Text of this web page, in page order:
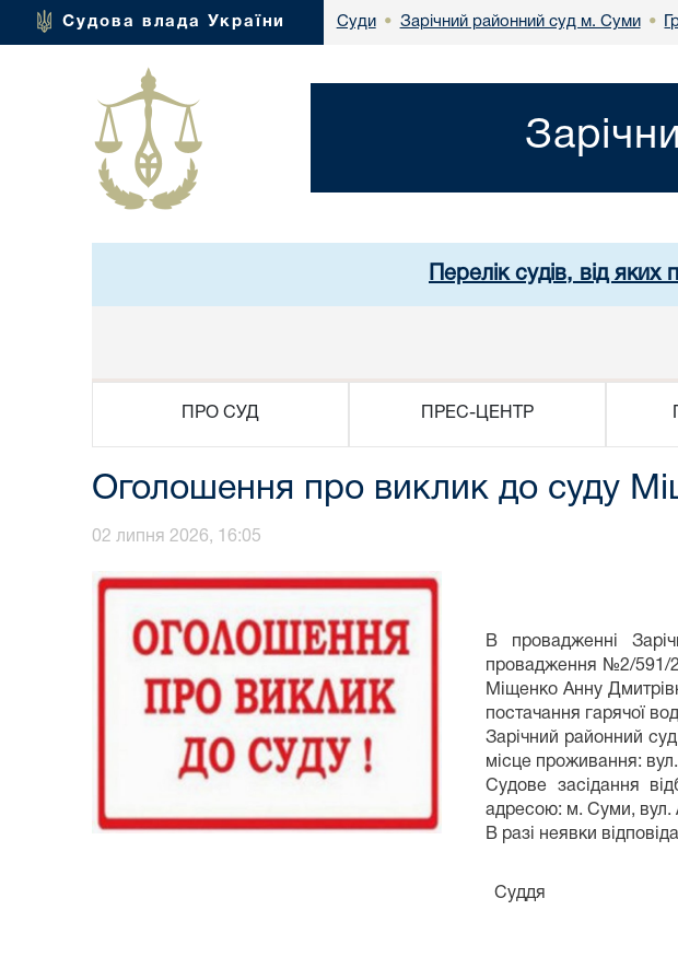
Судова влада України Суди • Зарічний районний суд м. Суми •
Перелік судів, від яких
ПРО СУД ПРЕС-ЦЕНТР
Оголошення про виклик до суду
02 липня 2026, 16:05
В провадженні
провадження №2/591/
Міщенко Анну
постачання гарячої
Зарічний районний
місце проживання:
Судове засідання
адресою: м. Суми, вул.
В разі неявки
Суддя